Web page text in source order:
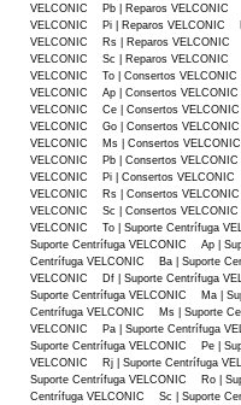
VELCONIC Pb | Reparos VELCONIC
VELCONIC Pi | Reparos VELCONIC
VELCONIC Rs | Reparos
VELCONIC Sc | Reparos VELCONIC
VELCONIC To | Consertos
VELCONIC Ap | Consertos
VELCONIC Ce | Consertos
VELCONIC Go | Consertos
VELCONIC Ms | Consertos
VELCONIC Pb | Consertos
VELCONIC Pi | Consertos
VELCONIC Rs | Consertos
VELCONIC Sc | Consertos
VELCONIC To | Suporte Centrífuga
Suporte Centrífuga VELCONIC Ap |
Centrífuga VELCONIC Ba | Suporte
VELCONIC Df | Suporte Centrífuga
Suporte Centrífuga VELCONIC Ma |
Centrífuga VELCONIC Ms | Suporte
VELCONIC Pa | Suporte Centrífuga
Suporte Centrífuga VELCONIC Pe |
VELCONIC Rj | Suporte Centrífuga
Suporte Centrífuga VELCONIC Ro |
Centrífuga VELCONIC Sc | Suporte